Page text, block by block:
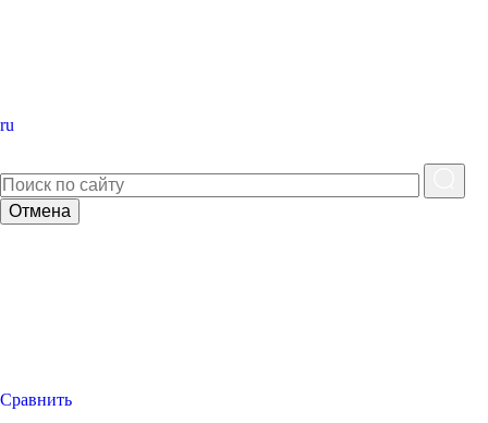
ru
Отмена
Сравнить